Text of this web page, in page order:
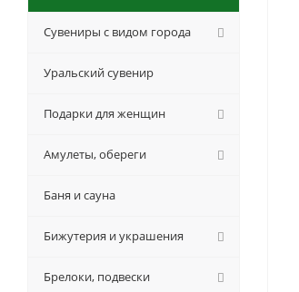
Сувениры с видом города
Уральский сувенир
Подарки для женщин
Амулеты, обереги
Баня и сауна
Бижутерия и украшения
Брелоки, подвески